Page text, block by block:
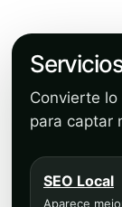
Convierte
para captar
SEO Local
Aparece